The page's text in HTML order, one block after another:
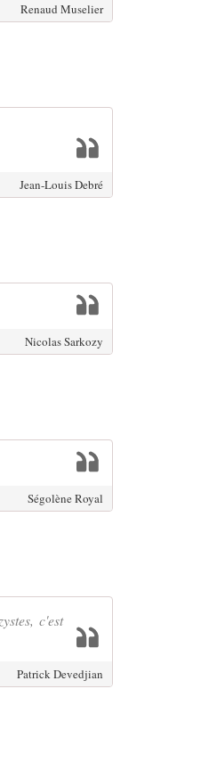
Renaud Muselier
Jean-Louis Debré
Nicolas Sarkozy
Ségolène Royal
c'est
Patrick Devedjian